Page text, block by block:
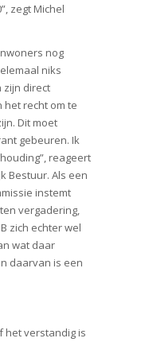
zegt Michel
nog
niks
zijn direct
recht om te
Dit moet
gebeuren. Ik
reageert
Bestuur. Als een
instemt
vergadering,
zich echter wel
wat daar
daarvan is een
het verstandig is